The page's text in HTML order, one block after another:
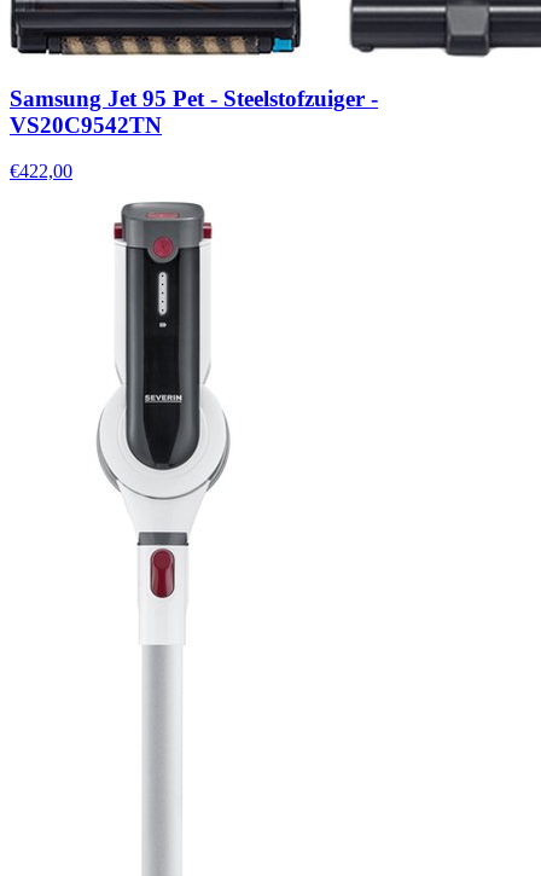
Samsung Jet 95 Pet - Steelstofzuiger -
VS20C9542TN
€422,00